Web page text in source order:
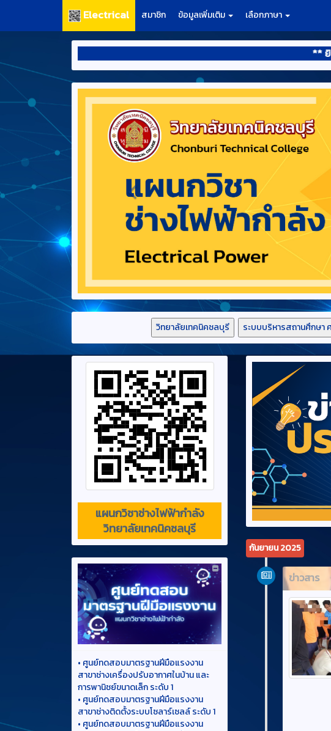
Electrical สมาชิก ข้อมูลเพิ่มเติม เลือกภาษา
** ยินดีต้อนรับ
วิทยาลัยเทคนิคชลบุรี ระบบบริหารสถานศึกษา
แผนกวิชาช่างไฟฟ้ากำลัง
วิทยาลัยเทคนิคชลบุรี
•ศูนย์ทดสอบมาตรฐานฝีมือแรงงาน
สาขาช่างเครื่องปรับอากาศในบ้าน และ
• ศูนย์ทดสอบมาตรฐานฝีมือแรงงาน
สาขาช่างติดตั้งระบบโซลาร์เซลล์ ระดับ 1
•ศูนย์ทดสอบมาตรฐานฝีมือแรงงาน
สาขาช่างควบคุมโปรแกรมเมเบิ้ลลอจิก
คอนโทรลเลอร์ ระดับ 1
กันยายน 2025
ข่าวสาร